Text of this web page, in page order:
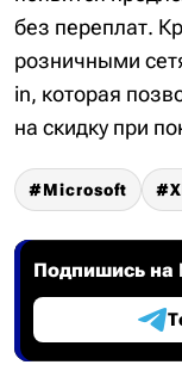
без переплат.
розничными
in, которая
на скидку при
Microsoft
Подпишись на